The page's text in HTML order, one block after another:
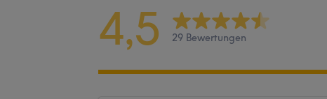
4,5 29 Bewertungen